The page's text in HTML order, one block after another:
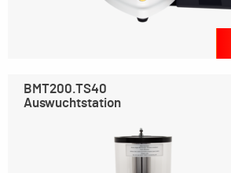
BMT200.TS40
Auswuchtstation